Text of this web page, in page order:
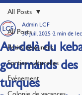
All Posts
Petits déjeuners
Sorties culturelles
Evénement
All Posts
Au-delà du
gourmands
turques
Admin LCF
30 juil. 2025 2 min de